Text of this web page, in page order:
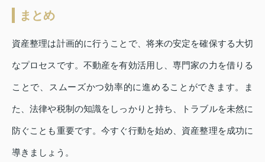
まとめ
資産整理は計画的に行うことで、将来の安定を確保する大切
なプロセスです。不動産を有効活用し、専門家の力を借りる
ことで、スムーズかつ効率的に進めることができます。ま
た、法律や税制の知識をしっかりと持ち、トラブルを未然に
防ぐことも重要です。今すぐ行動を始め、資産整理を成功に
導きましょう。